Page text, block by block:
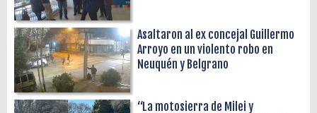
Asaltaron al ex concejal Guillermo
Arroyo en un violento robo en
Neuquén y Belgrano
“La motosierra de Milei y